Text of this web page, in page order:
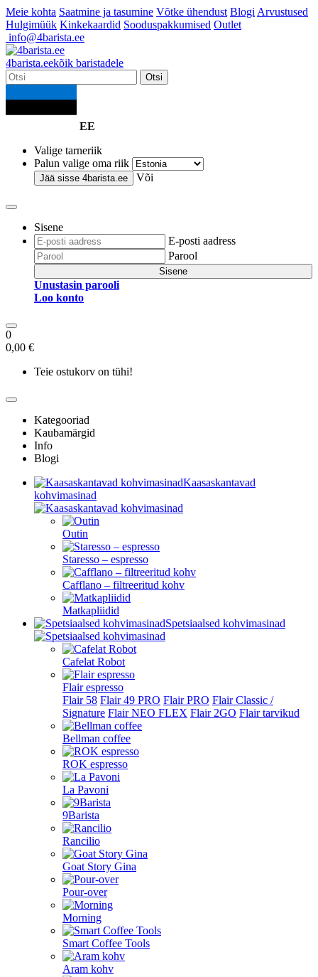
Meie kohta Saatmine ja tasumine Võtke ühendust Blogi Arvustused
Hulgimüük Kinkekaardid Sooduspakkumised Outlet
info@4barista.ee
4barista.eekõik baristadele
Otsi
EE
Valige tarneriik
Palun valige oma riik
Jää sisse 4barista.ee Või
Sisene
E-posti aadress
Parool
Sisene
Unustasin parooli
Loo konto
0
0,00 €
Teie ostukorv on tühi!
Kategooriad
Kaubamärgid
Info
Blogi
Kaasaskantavad
kohvimasinad
Outin
Staresso – espresso
Cafflano – filtreeritud kohv
Matkapliidid
Spetsiaalsed kohvimasinad
Cafelat Robot
Flair espresso
Flair 58 Flair 49 PRO Flair PRO Flair Classic /
Signature Flair NEO FLEX Flair 2GO Flair tarvikud
Bellman coffee
ROK espresso
La Pavoni
9Barista
Rancilio
Goat Story Gina
Pour-over
Morning
Smart Coffee Tools
Aram kohv